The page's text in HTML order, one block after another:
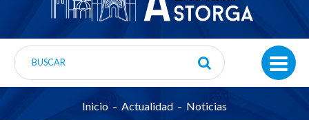
Inicio Actualidad Noticias